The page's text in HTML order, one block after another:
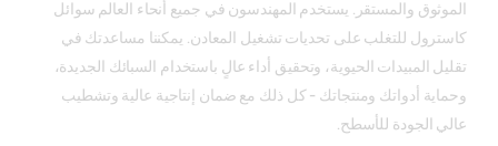
الموثوق والمستقر. يستخدم المهندسون في جميع أنحاء العالم سوائل
كاسترول للتغلب على تحديات تشغيل المعادن. يمكننا مساعدتك في
تقليل المبيدات الحيوية، وتحقيق أداء عالٍ باستخدام السبائك الجديدة،
وحماية أدواتك ومنتجاتك - كل ذلك مع ضمان إنتاجية عالية وتشطيب
عالي الجودة للأسطح.